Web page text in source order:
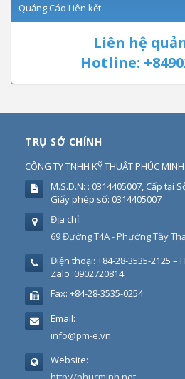
Quảng Cáo Liên kết
Liên hệ
Hotline:
TRỤ SỞ CHÍNH
CÔNG TY TNHH KỸ THUẬT PHÚC MINH
M.S.D.N: : 0314405007, Cấp tại
Giấy phép số: 0314405007
Địa chỉ:
69 Đường T4A - Phường Tây
Điện thoại: +84-28-3535-2125 –
Zalo :0902720814
Fax: +84-28-3535-0254
Email:
info@pm-e.vn
Website: